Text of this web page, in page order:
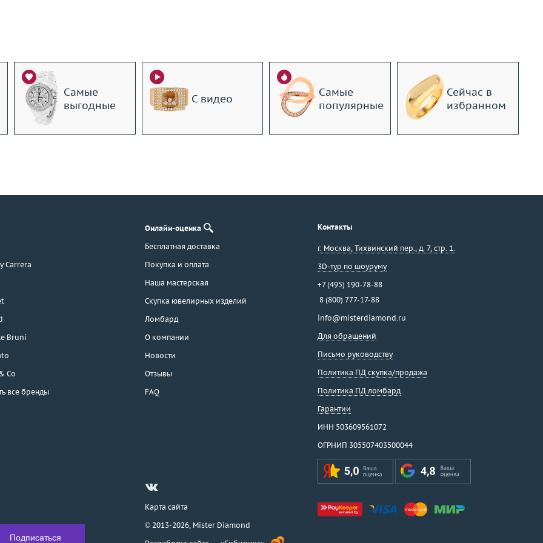
Самые
выгодные
С видео
Самые
популярные
Сейчас в
избранном
Carrera
Bruni
Co
все бренды
Онлайн-оценка
Бесплатная доставка
Покупка и оплата
Наша мастерская
Скупка ювелирных изделий
Ломбард
О компании
Новости
Отзывы
FAQ
Контакты
г. Москва, Тихвинский пер., д. 7, стр. 1.
3D-тур по шоуруму
+7 (495) 190-78-88
8 (800) 777-17-88
info@misterdiamond.ru
Для обращений
Письмо руководству
Политика ПД скупка/продажа
Политика ПД ломбард
Гарантии
ИНН 503609561072
ОГРНИП 305507403500044
Карта сайта
© 2013-2026, Mister Diamond